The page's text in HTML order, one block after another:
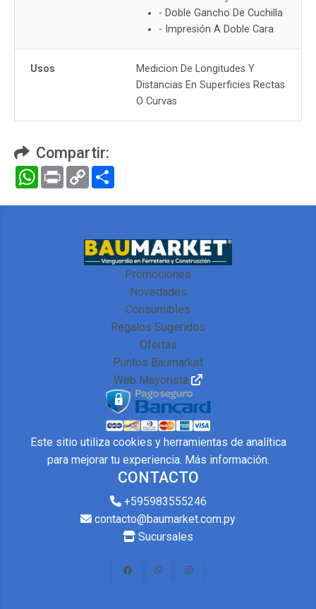
- Doble Gancho De Cuchilla
- Impresión A Doble Cara
Usos
Medicion De Longitudes Y
Distancias En Superficies Rectas
O Curvas
Compartir:
WhatsApp
Print Copy
Link
Promociones
Novedades
Consumibles
Regalos Sugeridos
Ofertas
Puntos Baumarket
Web Mayorista
CONTACTO
+595983555246
contacto@baumarket.com.py
Sucursales
Este sitio utiliza cookies y herramientas de analítica
para mejorar tu experiencia. Más información.